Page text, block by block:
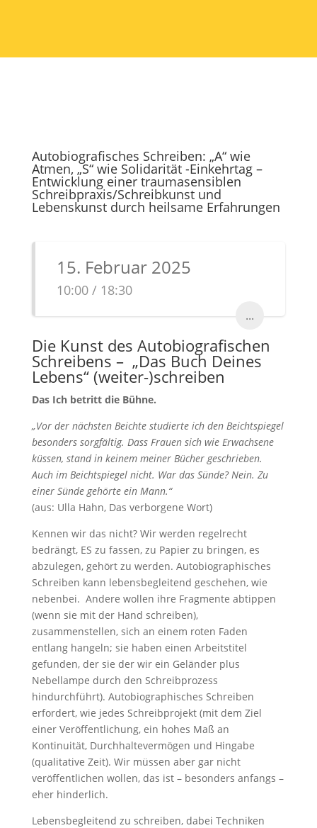
Autobiografisches Schreiben: „A“ wie
Atmen, „S“ wie Solidarität -Einkehrtag –
Entwicklung einer traumasensiblen
Schreibpraxis/Schreibkunst und
Lebenskunst durch heilsame Erfahrungen
15. Februar 2025
10:00 / 18:30
...
Die Kunst des Autobiografischen
Schreibens – „Das Buch Deines
Lebens“ (weiter-)schreiben
Das Ich betritt die Bühne.
„Vor der nächsten Beichte studierte ich den Beichtspiegel
besonders sorgfältig. Dass Frauen sich wie Erwachsene
küssen, stand in keinem meiner Bücher geschrieben.
Auch im Beichtspiegel nicht. War das Sünde? Nein. Zu
einer Sünde gehörte ein Mann.“
(aus: Ulla Hahn, Das verborgene Wort)
Kennen wir das nicht? Wir werden regelrecht
bedrängt, ES zu fassen, zu Papier zu bringen, es
abzulegen, gehört zu werden. Autobiographisches
Schreiben kann lebensbegleitend geschehen, wie
nebenbei. Andere wollen ihre Fragmente abtippen
(wenn sie mit der Hand schreiben),
zusammenstellen, sich an einem roten Faden
entlang hangeln; sie haben einen Arbeitstitel
gefunden, der sie der wir ein Geländer plus
Nebellampe durch den Schreibprozess
hindurchführt). Autobiographisches Schreiben
erfordert, wie jedes Schreibprojekt (mit dem Ziel
einer Veröffentlichung, ein hohes Maß an
Kontinuität, Durchhaltevermögen und Hingabe
(qualitative Zeit). Wir müssen aber gar nicht
veröffentlichen wollen, das ist – besonders anfangs –
eher hinderlich.
Lebensbegleitend zu schreiben, dabei Techniken